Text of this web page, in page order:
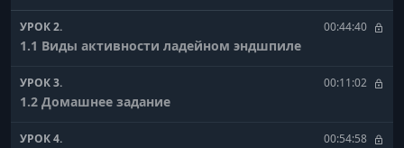
УРОК 2. 00:44:40
1.1 Виды активности ладейном эндшпиле
УРОК 3. 00:11:02
1.2 Домашнее задание
УРОК 4. 00:54:58